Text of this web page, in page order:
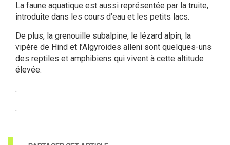
La faune aquatique est aussi représentée par la truite,
introduite dans les cours d’eau et les petits lacs.
De plus, la grenouille subalpine, le lézard alpin, la
vipère de Hind et l’Algyroides alleni sont quelques-uns
des reptiles et amphibiens qui vivent à cette altitude
élevée.
.
.